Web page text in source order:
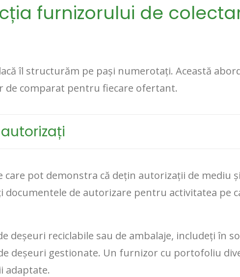
furnizorului de
îl structurăm pe pași numerotați. Această
de comparat pentru fiecare ofertant.
pot demonstra că dețin autorizații de mediu
documentele de autorizare pentru activitatea pe
deșeuri reciclabile sau de ambalaje, includeți în
deșeuri gestionate. Un furnizor cu portofoliu
adaptate.